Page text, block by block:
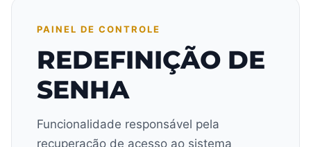
PAINEL DE CONTROLE
REDEFINIÇÃO DE
SENHA
Funcionalidade responsável pela
recuperação de acesso ao sistema